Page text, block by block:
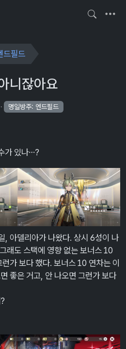
드필드
니잖아요
명일방주: 엔드필드
가 있나…?
, 아델리아가 나왔다. 상시 6성이 나
래도 스택에 영향 없는 보너스 10
가 보다 했다. 보너스 10 연차는 이
좋은 거고, 안 나오면 그런가 보다